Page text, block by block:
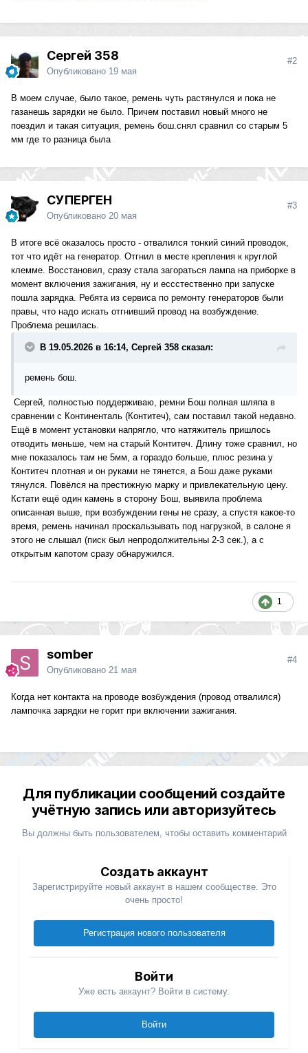
Сергей 358
Опубликовано 19 мая
#2
В моем случае, было такое, ремень чуть растянулся и пока не
газанешь зарядки не было. Причем поставил новый много не
поездил и такая ситуация, ремень бош.снял сравнил со старым 5
мм где то разница была
СУПЕРГЕН
Опубликовано 20 мая
#3
В итоге всё оказалось просто - отвалился тонкий синий проводок,
тот что идёт на генератор. Отгнил в месте крепления к круглой
клемме. Восстановил, сразу стала загораться лампа на приборке в
момент включения зажигания, ну и ессстественно при запуске
пошла зарядка. Ребята из сервиса по ремонту генераторов были
правы, что надо искать отгнивший провод на возбуждение.
Проблема решилась.
В 19.05.2026 в 16:14, Сергей 358 сказал:
ремень бош.
Сергей, полностью поддерживаю, ремни Бош полная шляпа в
сравнении с Континенталь (Контитеч), сам поставил такой недавно.
Ещё в момент установки напрягло, что натяжитель пришлось
отводить меньше, чем на старый Контитеч. Длину тоже сравнил, но
мне показалось там не 5мм, а гораздо больше, плюс резина у
Контитеч плотная и он руками не тянется, а Бош даже руками
тянулся. Повёлся на престижную марку и привлекательную цену.
Кстати ещё один камень в сторону Бош, выявила проблема
описанная выше, при возбуждении гены не сразу, а спустя какое-то
время, ремень начинал проскальзывать под нагрузкой, в салоне я
этого не слышал (писк был непродолжительны 2-3 сек.), а с
открытым капотом сразу обнаружился.
1
somber
Опубликовано 21 мая
#4
Когда нет контакта на проводе возбуждения (провод отвалился)
лампочка зарядки не горит при включении зажигания.
Для публикации сообщений создайте
учётную запись или авторизуйтесь
Вы должны быть пользователем, чтобы оставить комментарий
Создать аккаунт
Зарегистрируйте новый аккаунт в нашем сообществе. Это
очень просто!
Регистрация нового пользователя
Войти
Уже есть аккаунт? Войти в систему.
Войти